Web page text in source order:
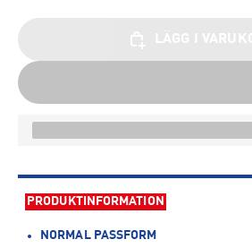
PRODUKTINFORMATION
NORMAL PASSFORM